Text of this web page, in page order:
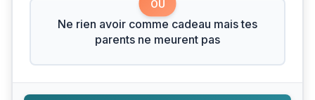
OU
Ne rien avoir comme cadeau mais tes
parents ne meurent pas